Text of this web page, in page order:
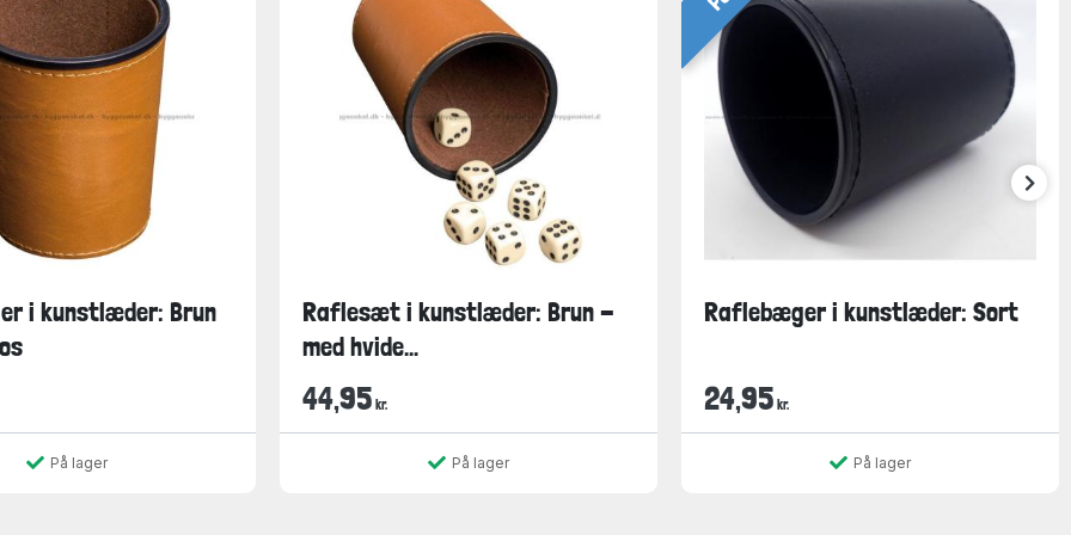
i kunstlæder: Brun
På lager
Raflesæt i kunstlæder: Brun -
med hvide...
44,95 kr.
På lager
Raflebæger i kunstlæder: Sort
24,95 kr.
På lager